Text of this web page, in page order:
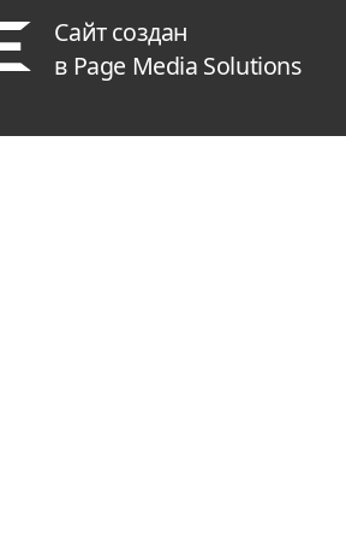
Сайт создан
в Page Media Solutions